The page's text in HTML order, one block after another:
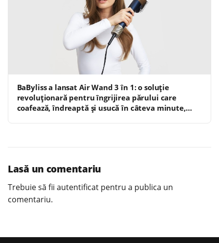
BaByliss a lansat Air Wand 3 în 1: o soluție
revoluționară pentru îngrijirea părului care
coafează, îndreaptă și usucă în câteva minute,
Lasă un comentariu
Trebuie să fii autentificat pentru a publica un
comentariu.